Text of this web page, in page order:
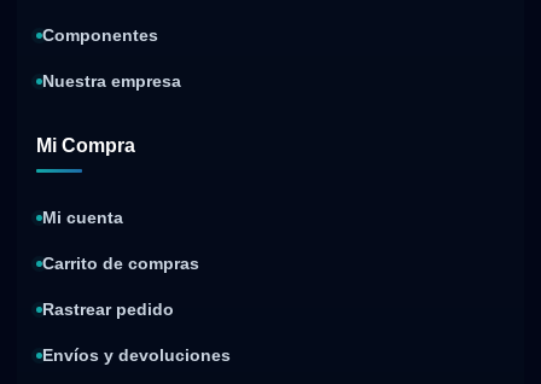
Componentes
Nuestra empresa
Mi Compra
Mi cuenta
Carrito de compras
Rastrear pedido
Envíos y devoluciones